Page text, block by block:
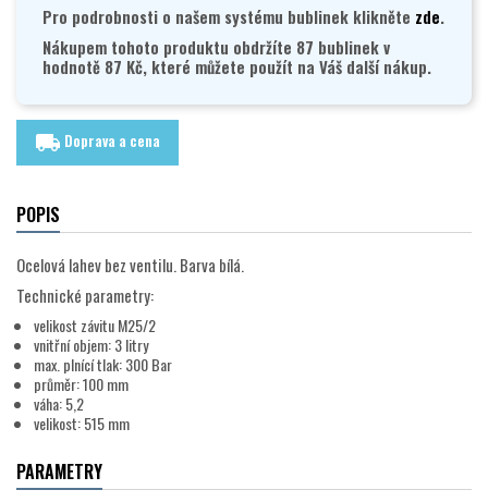
Pro podrobnosti o našem systému bublinek klikněte zde.
Nákupem tohoto produktu obdržíte 87 bublinek v
hodnotě 87 Kč, které můžete použít na Váš další nákup.
local_shipping Doprava a cena
POPIS
Ocelová lahev bez ventilu. Barva bílá.
Technické parametry:
velikost závitu M25/2
vnitřní objem: 3 litry
max. plnící tlak: 300 Bar
průměr: 100 mm
váha: 5,2
velikost: 515 mm
PARAMETRY